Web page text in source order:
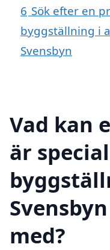
6 Sök efter en
byggställning i
Svensbyn
Vad kan
är
med?